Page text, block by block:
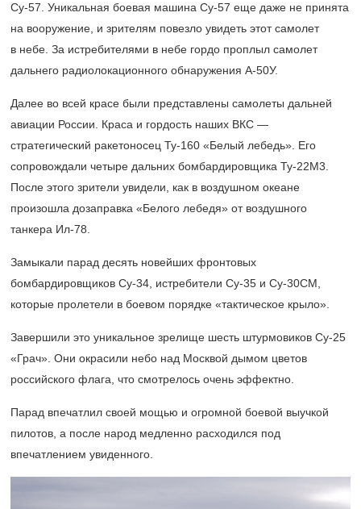
Су-57. Уникальная боевая машина Су-57 еще даже не принята
на вооружение, и зрителям повезло увидеть этот самолет
в небе. За истребителями в небе гордо проплыл самолет
дальнего радиолокационного обнаружения А-50У.
Далее во всей красе были представлены самолеты дальней
авиации России. Краса и гордость наших ВКС —
стратегический ракетоносец Ту-160 «Белый лебедь». Его
сопровождали четыре дальних бомбардировщика Ту-22М3.
После этого зрители увидели, как в воздушном океане
произошла дозаправка «Белого лебедя» от воздушного
танкера Ил-78.
Замыкали парад десять новейших фронтовых
бомбардировщиков Су-34, истребители Су-35 и Су-30СМ,
которые пролетели в боевом порядке «тактическое крыло».
Завершили это уникальное зрелище шесть штурмовиков Су-25
«Грач». Они окрасили небо над Москвой дымом цветов
российского флага, что смотрелось очень эффектно.
Парад впечатлил своей мощью и огромной боевой выучкой
пилотов, а после народ медленно расходился под
впечатлением увиденного.